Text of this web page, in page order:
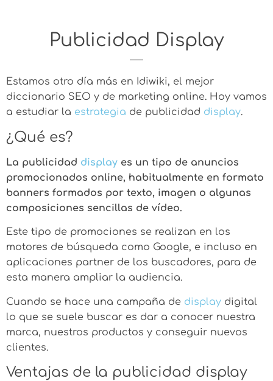
Publicidad Display
Estamos otro día más en Idiwiki, el mejor
diccionario SEO y de marketing online. Hoy vamos
a estudiar la estrategia de publicidad display.
¿Qué es?
La publicidad display es un tipo de anuncios
promocionados online, habitualmente en formato
banners formados por texto, imagen o algunas
composiciones sencillas de vídeo.
Este tipo de promociones se realizan en los
motores de búsqueda como Google, e incluso en
aplicaciones partner de los buscadores, para de
esta manera ampliar la audiencia.
Cuando se hace una campaña de display digital
lo que se suele buscar es dar a conocer nuestra
marca, nuestros productos y conseguir nuevos
clientes.
Ventajas de la publicidad display